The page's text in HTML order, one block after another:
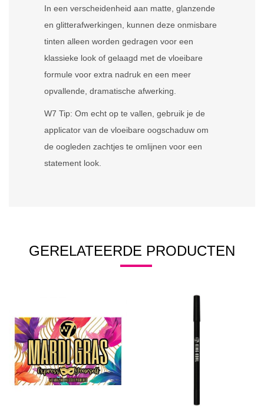
In een verscheidenheid aan matte, glanzende
en glitterafwerkingen, kunnen deze onmisbare
tinten alleen worden gedragen voor een
klassieke look of gelaagd met de vloeibare
formule voor extra nadruk en een meer
opvallende, dramatische afwerking.
W7 Tip: Om echt op te vallen, gebruik je de
applicator van de vloeibare oogschaduw om
de oogleden zachtjes te omlijnen voor een
statement look.
GERELATEERDE PRODUCTEN